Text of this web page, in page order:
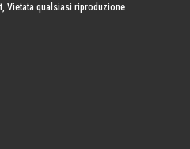
Vietata qualsiasi riproduzione